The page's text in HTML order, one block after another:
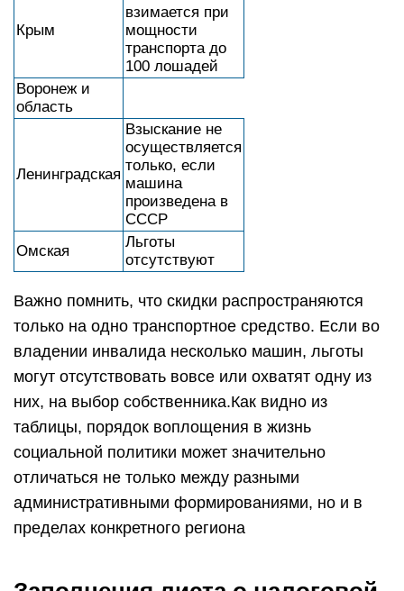
Крым
взимается при
мощности
транспорта до
100 лошадей
Воронеж и
область
Ленинградская
Взыскание не
осуществляется
только, если
машина
произведена в
СССР
Омская
Льготы
отсутствуют
Важно помнить, что скидки распространяются
только на одно транспортное средство. Если во
владении инвалида несколько машин, льготы
могут отсутствовать вовсе или охватят одну из
них, на выбор собственника.Как видно из
таблицы, порядок воплощения в жизнь
социальной политики может значительно
отличаться не только между разными
административными формированиями, но и в
пределах конкретного региона